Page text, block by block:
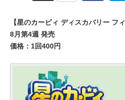
【星のカービィ ディスカバリー フ
8月第4週 発売
価格：1回400円